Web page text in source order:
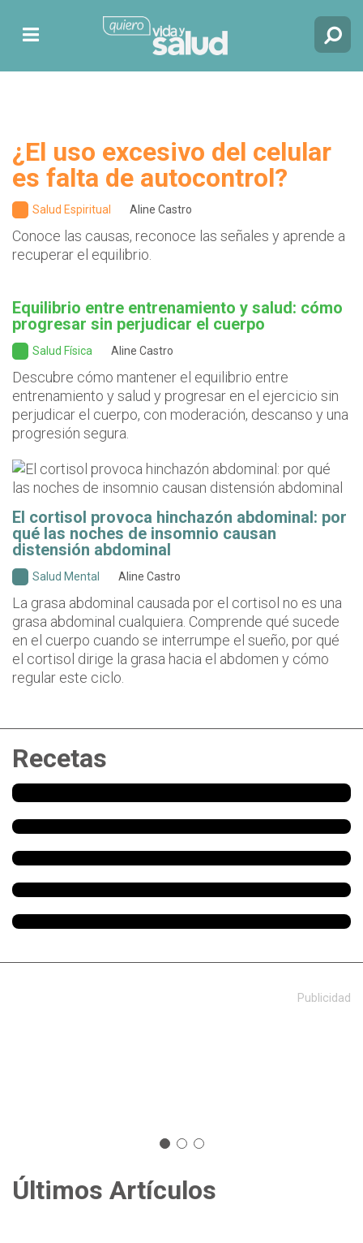
¿El uso excesivo del celular
es falta de autocontrol?
Salud Espiritual Aline Castro
Conoce las causas, reconoce las señales y aprende a
recuperar el equilibrio.
Equilibrio entre entrenamiento y salud: cómo
progresar sin perjudicar el cuerpo
Salud Física Aline Castro
Descubre cómo mantener el equilibrio entre
entrenamiento y salud y progresar en el ejercicio sin
perjudicar el cuerpo, con moderación, descanso y una
progresión segura.
El cortisol provoca hinchazón abdominal: por
qué las noches de insomnio causan
distensión abdominal
Salud Mental Aline Castro
La grasa abdominal causada por el cortisol no es una
grasa abdominal cualquiera. Comprende qué sucede
en el cuerpo cuando se interrumpe el sueño, por qué
el cortisol dirige la grasa hacia el abdomen y cómo
regular este ciclo.
Recetas
Publicidad
Últimos Artículos